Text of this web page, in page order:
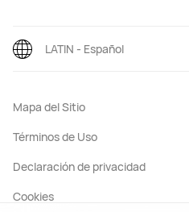
Mapa del Sitio
Términos de Uso
Declaración de privacidad
Cookies
LATIN - Español